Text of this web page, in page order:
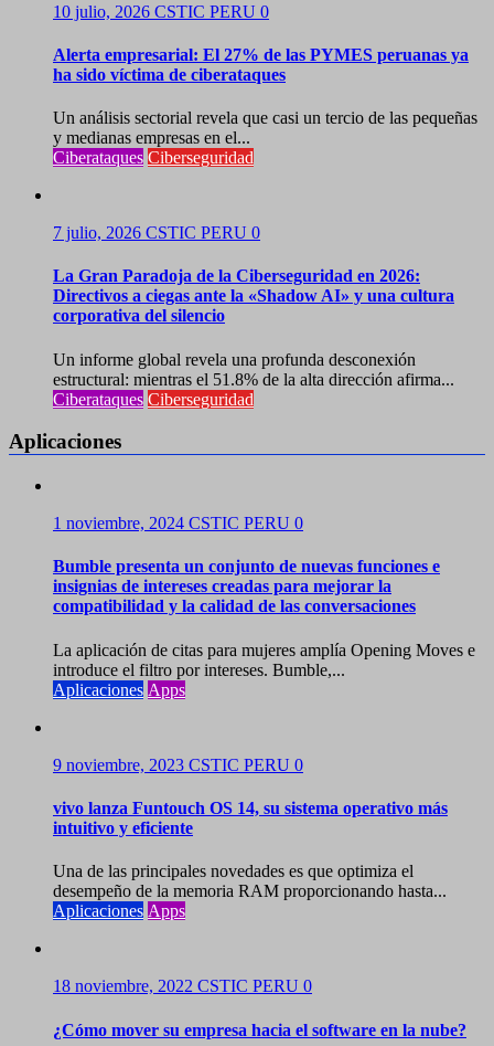
10 julio, 2026 CSTIC PERU 0
Alerta empresarial: El 27% de las PYMES peruanas ya
ha sido víctima de ciberataques
Un análisis sectorial revela que casi un tercio de las pequeñas
y medianas empresas en el...
Ciberataques Ciberseguridad
7 julio, 2026 CSTIC PERU 0
La Gran Paradoja de la Ciberseguridad en 2026:
Directivos a ciegas ante la «Shadow AI» y una cultura
corporativa del silencio
Un informe global revela una profunda desconexión
estructural: mientras el 51.8% de la alta dirección afirma...
Ciberataques Ciberseguridad
Aplicaciones
1 noviembre, 2024 CSTIC PERU 0
Bumble presenta un conjunto de nuevas funciones e
insignias de intereses creadas para mejorar la
compatibilidad y la calidad de las conversaciones
La aplicación de citas para mujeres amplía Opening Moves e
introduce el filtro por intereses. Bumble,...
Aplicaciones Apps
9 noviembre, 2023 CSTIC PERU 0
vivo lanza Funtouch OS 14, su sistema operativo más
intuitivo y eficiente
Una de las principales novedades es que optimiza el
desempeño de la memoria RAM proporcionando hasta...
Aplicaciones Apps
18 noviembre, 2022 CSTIC PERU 0
¿Cómo mover su empresa hacia el software en la nube?